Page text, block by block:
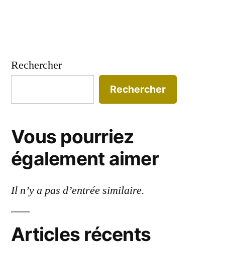
Rechercher
Rechercher
Vous pourriez
également aimer
Il n’y a pas d’entrée similaire.
Articles récents